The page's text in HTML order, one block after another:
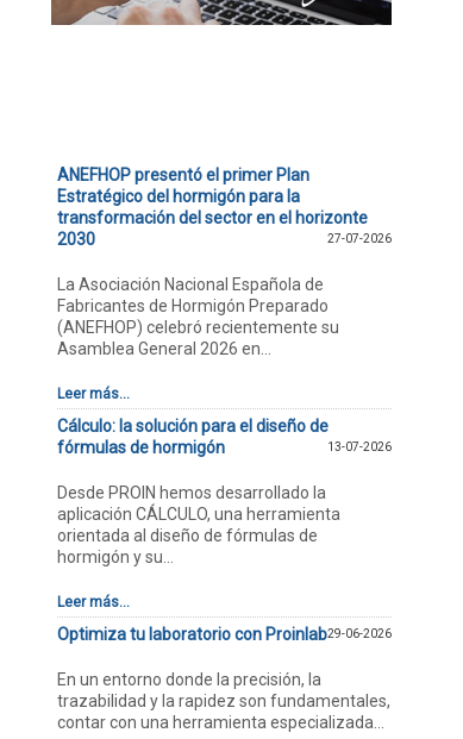
ANEFHOP presentó el primer Plan
Estratégico del hormigón para la
transformación del sector en el horizonte
2030
27-07-2026
La Asociación Nacional Española de
Fabricantes de Hormigón Preparado
(ANEFHOP) celebró recientemente su
Asamblea General 2026 en...
Leer más...
Cálculo: la solución para el diseño de
fórmulas de hormigón
13-07-2026
Desde PROIN hemos desarrollado la
aplicación CÁLCULO, una herramienta
orientada al diseño de fórmulas de
hormigón y su...
Leer más...
Optimiza tu laboratorio con Proinlab29-06-2026
En un entorno donde la precisión, la
trazabilidad y la rapidez son fundamentales,
contar con una herramienta especializada...